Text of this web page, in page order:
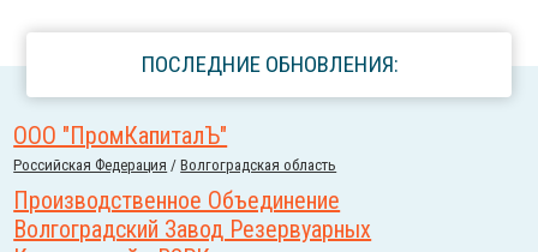
ПОСЛЕДНИЕ ОБНОВЛЕНИЯ:
ООО "ПромКапиталЪ"
Российcкая Федерация /Волгоградская область
Производственное Объединение
Волгоградский Завод Резервуарных